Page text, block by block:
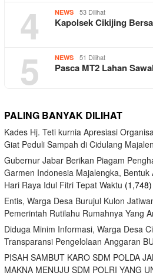
4 NEWS 53 Dilihat
Kapolsek Cikijing
5 NEWS 51 Dilihat
Pasca MT2 Lahan
PALING BANYAK DILIHAT
Kades Hj. Teti kurnia Apresiasi
Giat Peduli Sampah di Cidulang
Gubernur Jabar Berikan Piagam
Garmen Indonesia Majalengka, Bentuk
Hari Raya Idul Fitri Tepat Waktu (1,748)
Entis, Warga Desa Burujul Kulon
Pemerintah Rutilahu Rumahnya Yang
Diduga Minim Informasi, Warga Desa
Transparansi Pengelolaan Anggaran
PISAH SAMBUT KARO SDM POLDA
MAKNA MENUJU SDM POLRI YANG